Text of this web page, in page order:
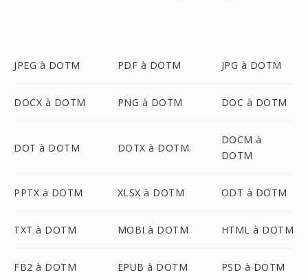
JPEG à DOTM PDF à DOTM JPG à DOTM
DOCX à DOTM PNG à DOTM DOC à DOTM
DOT à DOTM DOTX à DOTM
DOCM à
DOTM
PPTX à DOTM XLSX à DOTM ODT à DOTM
TXT à DOTM MOBI à DOTM HTML à DOTM
FB2 à DOTM EPUB à DOTM PSD à DOTM